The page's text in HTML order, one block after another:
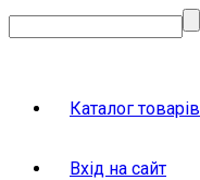
Каталог товарів
Вхід на сайт